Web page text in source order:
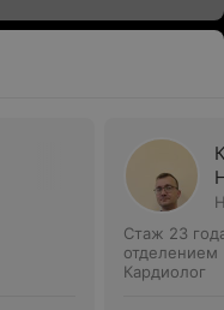
Стаж 23
отделением
Кардиолог